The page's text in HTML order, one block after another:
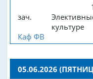
зач.
культуре
Каф ФВ
05.06.2026